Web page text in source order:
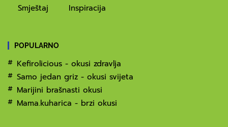
Smještaj
Inspiracija
POPULARNO
Kefirolicious - okusi zdravlja
Samo jedan griz - okusi svijeta
Marijini brašnasti okusi
Mama.kuharica - brzi okusi